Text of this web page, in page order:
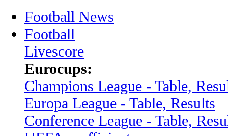
Football News
Football
Livescore
Eurocups:
Champions League - Table,
Europa League - Table, Results
Conference League - Table,